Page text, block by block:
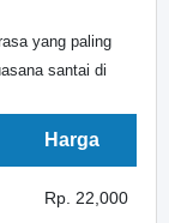
yang paling
santai di
Harga
Rp. 22,000